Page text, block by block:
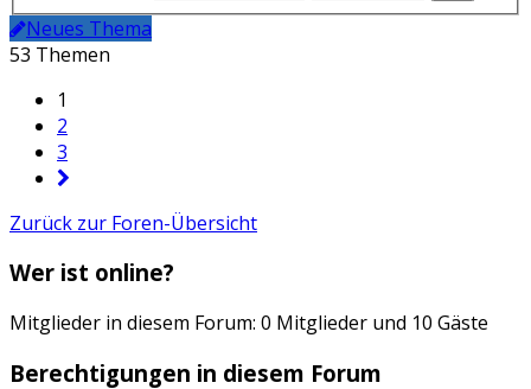
Neues Thema
53 Themen
1
2
3
Zurück zur Foren-Übersicht
Wer ist online?
Mitglieder in diesem Forum: 0 Mitglieder und 10 Gäste
Berechtigungen in diesem Forum